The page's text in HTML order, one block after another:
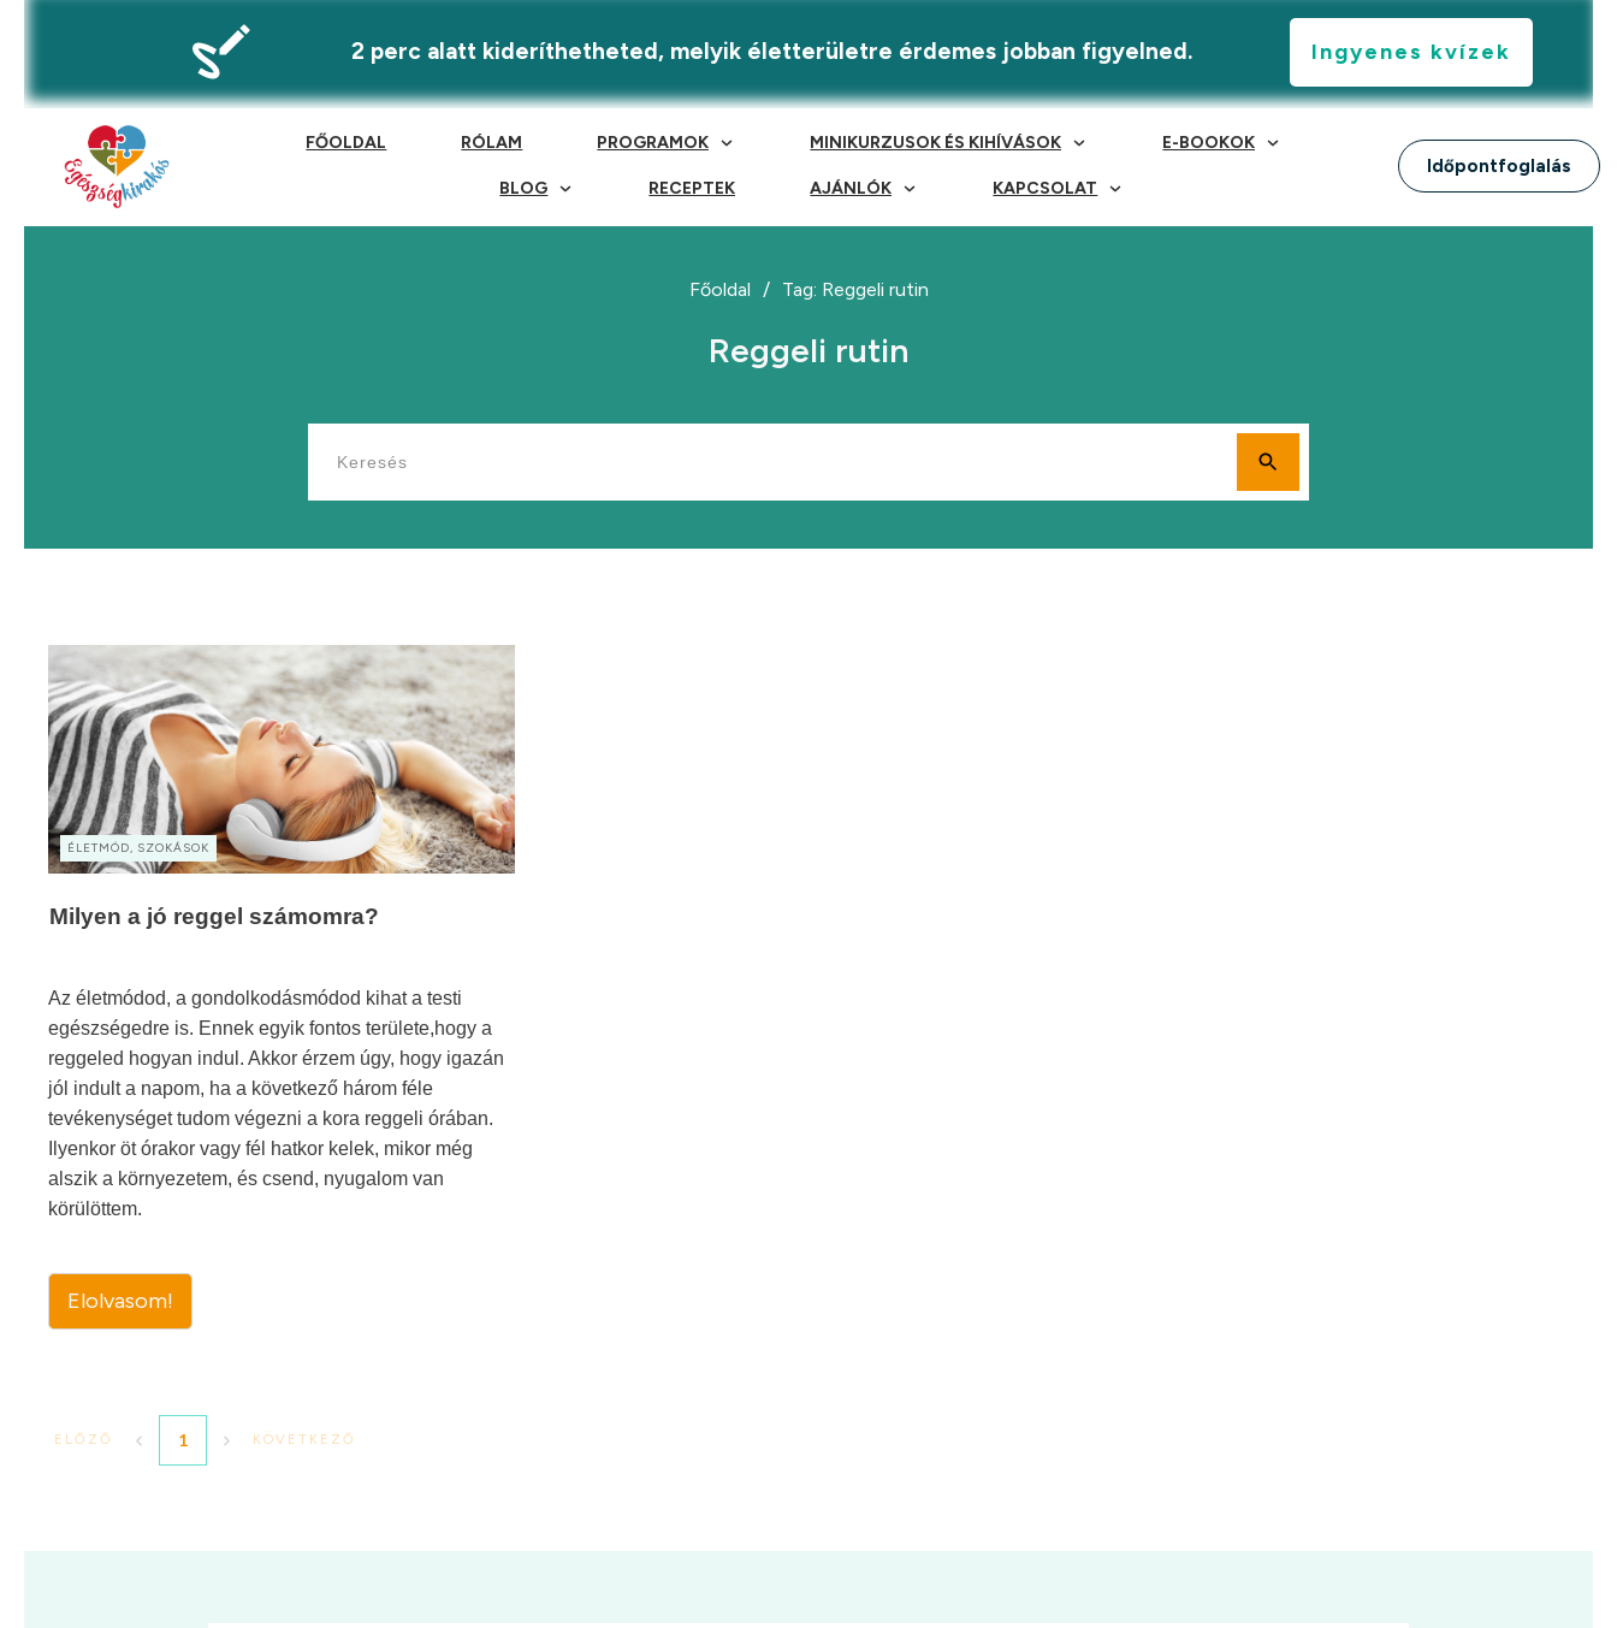
FŐOLDAL RÓLAM PROGRAMOK MINIKURZUSOK ÉS KIHÍVÁSOK E-BOOKOK
BLOG RECEPTEK AJÁNLÓK KAPCSOLAT
Időpontfoglalás
2 perc alatt kideríthetheted, melyik életterületre érdemes jobban figyelned. Ingyenes kvízek
Főoldal / Tag: Reggeli rutin
Reggeli rutin
ÉLETMÓD, SZOKÁSOK
Milyen a jó reggel számomra?
Az életmódod, a gondolkodásmódod kihat a testi
egészségedre is. Ennek egyik fontos területe,hogy a
reggeled hogyan indul. Akkor érzem úgy, hogy igazán
jól indult a napom, ha a következő három féle
tevékenységet tudom végezni a kora reggeli órában.
Ilyenkor öt órakor vagy fél hatkor kelek, mikor még
alszik a környezetem, és csend, nyugalom van
körülöttem.
Elolvasom!
ELŐZŐ 1 KÖVETKEZŐ